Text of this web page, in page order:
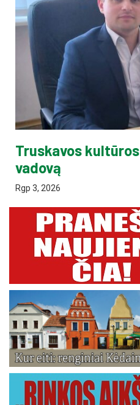
Truskavos
vadovą
Rgp 3, 2026